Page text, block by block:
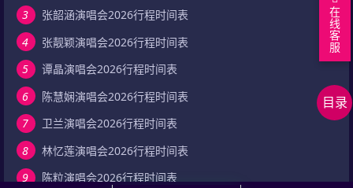
目录
回
顶
文
上
3
张韶涵演唱会2026行程时间表
4
张靓颖演唱会2026行程时间表
5
谭晶演唱会2026行程时间表
6
陈慧娴演唱会2026行程时间表
7
卫兰演唱会2026行程时间表
8
林忆莲演唱会2026行程时间表
9
陈粒演唱会2026行程时间表
在
线
客
服